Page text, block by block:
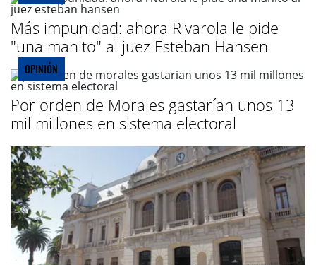
Más impunidad: ahora Rivarola le pide
"una manito" al juez Esteban Hansen
OPINIÓN
Por orden de Morales gastarían unos 13
mil millones en sistema electoral